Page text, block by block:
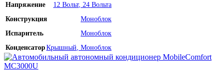
Напряжение 12 Вольт, 24 Вольта
Конструкция
Моноблок
Испаритель
Моноблок
КонденсаторКрышный, Моноблок